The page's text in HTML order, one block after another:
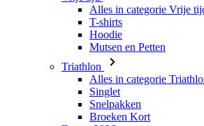
Triathlon
Alles in categorie Triathlon
Singlet
Snelpakken
Broeken Kort
Zomer 2026
Team replica's
Speciale edities
Opruiming
Waardebonnen